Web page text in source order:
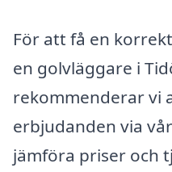
För att få en
en golvläggare i
rekommenderar vi
erbjudanden via
jämföra priser och